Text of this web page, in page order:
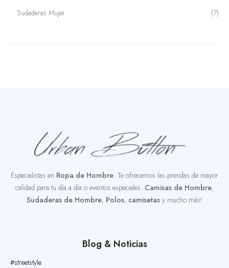
Sudaderas Mujer
(7)
Especialistas en Ropa de Hombre. Te ofrecemos las prendas de mayor
calidad para tu día a día o eventos especiales. Camisas de Hombre,
Sudaderas de Hombre, Polos, camisetas y mucho más!
Blog & Noticias
#streetstyle